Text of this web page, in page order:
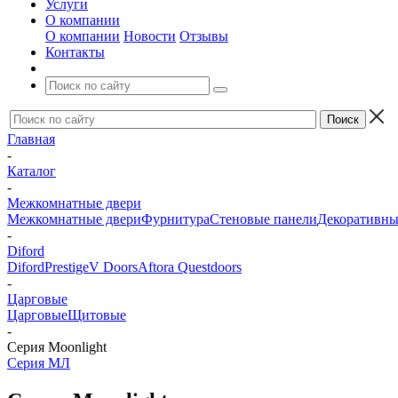
Услуги
О компании
О компании Новости Отзывы
Контакты
Главная
-
Каталог
-
Межкомнатные двери
Межкомнатные двериФурнитураСтеновые панели
-
Diford
DifordPrestigeV DoorsAftora Questdoors
-
Царговые
ЦарговыеЩитовые
-
Серия Moonlight
Серия МЛ